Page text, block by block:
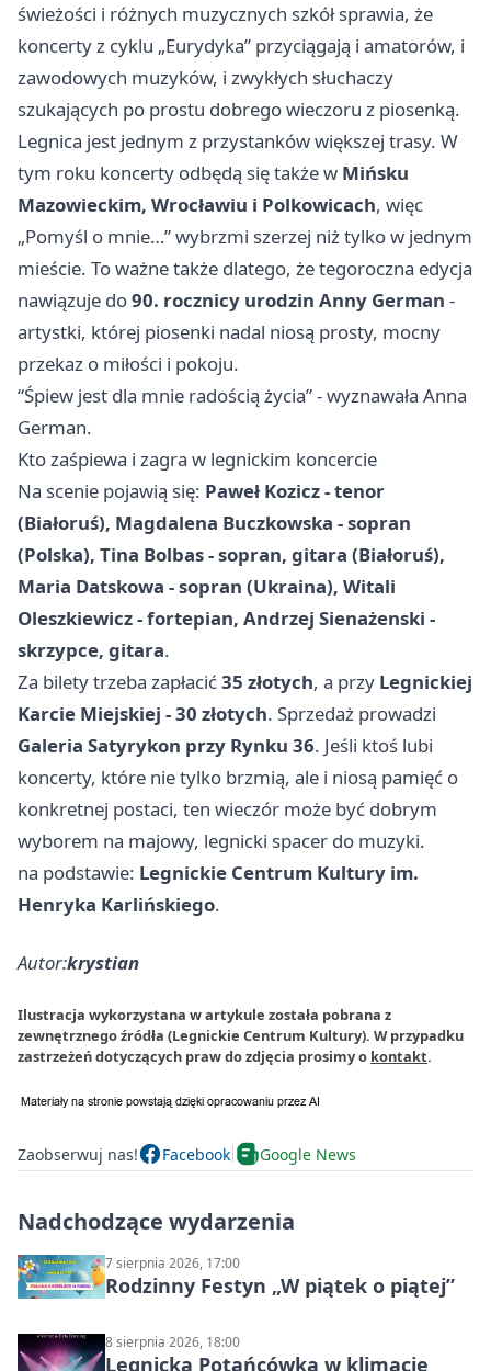
świeżości i różnych muzycznych szkół sprawia, że
koncerty z cyklu „Eurydyka” przyciągają i amatorów, i
zawodowych muzyków, i zwykłych słuchaczy
szukających po prostu dobrego wieczoru z piosenką.
Legnica jest jednym z przystanków większej trasy. W
tym roku koncerty odbędą się także w Mińsku
Mazowieckim, Wrocławiu i Polkowicach, więc
„Pomyśl o mnie…” wybrzmi szerzej niż tylko w jednym
mieście. To ważne także dlatego, że tegoroczna edycja
nawiązuje do90. rocznicy urodzin Anny German -
artystki, której piosenki nadal niosą prosty, mocny
przekaz o miłości i pokoju.
“Śpiew jest dla mnie radością życia” - wyznawała Anna
German.
Kto zaśpiewa i zagra w legnickim koncercie
Na scenie pojawią się: Paweł Kozicz - tenor
(Białoruś), Magdalena Buczkowska - sopran
(Polska), Tina Bolbas - sopran, gitara (Białoruś),
Maria Datskowa - sopran (Ukraina), Witali
Oleszkiewicz - fortepian, Andrzej Sienażenski -
skrzypce, gitara.
Za bilety trzeba zapłacić35 złotych, a przy Legnickiej
Karcie Miejskiej - 30 złotych. Sprzedaż prowadzi
Galeria Satyrykon przy Rynku 36. Jeśli ktoś lubi
koncerty, które nie tylko brzmią, ale i niosą pamięć o
konkretnej postaci, ten wieczór może być dobrym
wyborem na majowy, legnicki spacer do muzyki.
na podstawie: Legnickie Centrum Kultury im.
Henryka Karlińskiego.
Autor:krystian
Ilustracja wykorzystana w artykule została pobrana z
zewnętrznego źródła (Legnickie Centrum Kultury). W przypadku
zastrzeżeń dotyczących praw do zdjęcia prosimy o kontakt.
Zaobserwuj nas! Facebook Google News
Nadchodzące wydarzenia
7 sierpnia 2026, 17:00
Rodzinny Festyn „W piątek o piątej”
8 sierpnia 2026, 18:00
Legnicka Potańcówka w klimacie